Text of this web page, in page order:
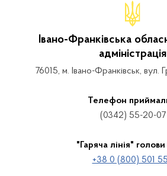
Івано-Франківська
адміністрація
76015, м. Івано-Франківськ, вул.
Телефон
(0342) 55-20-07
"Гаряча лінія"
+38 0 (800) 501